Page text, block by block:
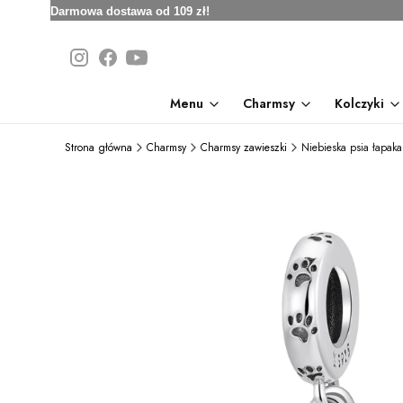
Darmowa dostawa od 109 zł!
Menu Charmsy Kolczyki
Strona główna Charmsy Charmsy zawieszki Niebieska psia